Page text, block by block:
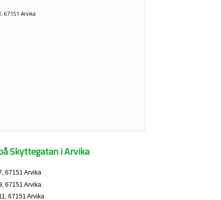
67151 Arvika
Skyttegatan i Arvika
67151 Arvika
67151 Arvika
67151 Arvika